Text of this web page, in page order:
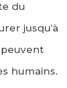
du
jusqu’à
humains.